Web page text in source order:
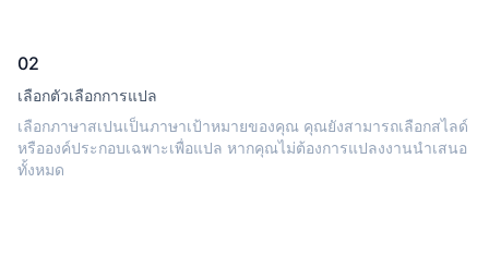
02
เลือกตัวเลือกการแปล
เลือกภาษาสเปนเป็นภาษาเป้าหมายของคุณ คุณยังสามารถเลือกสไลด์
หรือองค์ประกอบเฉพาะเพื่อแปล หากคุณไม่ต้องการแปลงงานนำเสนอ
ทั้งหมด